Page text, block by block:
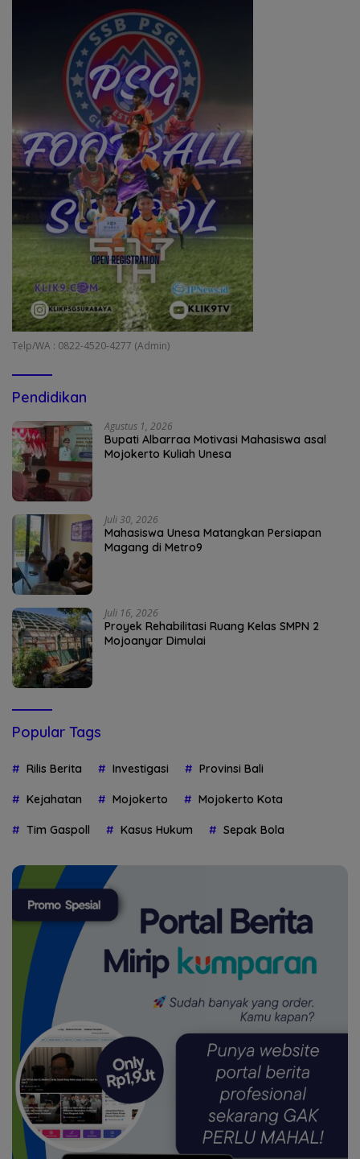
Telp/WA : 0822-4520-4277 (Admin)
Pendidikan
Agustus 1, 2026
Bupati Albarraa Motivasi Mahasiswa asal
Mojokerto Kuliah Unesa
Juli 30, 2026
Mahasiswa Unesa Matangkan Persiapan
Magang di Metro9
Juli 16, 2026
Proyek Rehabilitasi Ruang Kelas SMPN 2
Mojoanyar Dimulai
Popular Tags
Rilis Berita Investigasi Provinsi Bali
Kejahatan Mojokerto Mojokerto Kota
Tim Gaspoll Kasus Hukum Sepak Bola